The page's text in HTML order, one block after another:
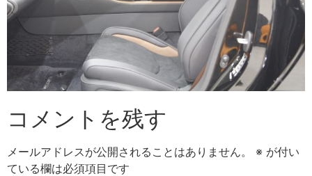
コメントを残す
メールアドレスが公開されることはありません。 ※ が付い
ている欄は必須項目です